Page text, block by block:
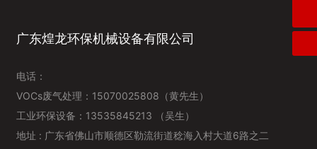
广东煌龙环保机械设备有限公司
电话：
VOCs废气处理： 15070025808 （黄先生）
工业环保设备：13535845213 （吴生）
地址 : 广东省佛山市顺德区勒流街道稔海入村大道6路之二